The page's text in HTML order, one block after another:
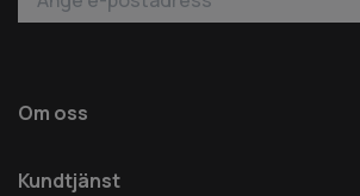
Om oss
Kundtjänst